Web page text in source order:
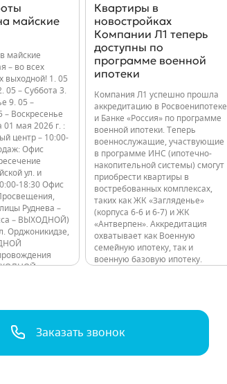
майские
майские
– во всех
выходной! 1. 05
05 – Суббота 3.
9. 05 –
– Воскресенье
01 мая 2026 г. :
центр – 10:00-
Офис
ул. и
18:30 Офис
Руднева –
– ВЫХОДНОЙ)
Орджоникидзе,
Квартиры в
новостройках
Компании Л1 теперь
доступны по
программе военной
ипотеки
Компания Л1 успешно прошла
аккредитацию в Росвоенипотеке
и Банке «Россия» по программе
военной ипотеки. Теперь
военнослужащие, участвующие
в программе ИНС (ипотечно-
накопительной системы) смогут
приобрести квартиры в
востребованных комплексах,
таких как ЖК «Загляденье»
(корпуса 6-6 и 6-7) и ЖК
«Антверпен». Аккредитация
охватывает как Военную
семейную ипотеку, так и
военную базовую ипотеку.
подходящий для себя вариант
квартир. ЖК «Загляденье» –…
Заказать звонок